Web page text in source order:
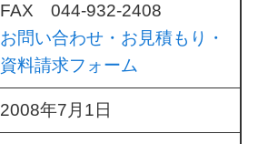
FAX 044-932-2408
お問い合わせ・お見積もり・
資料請求フォーム
2008年7月1日